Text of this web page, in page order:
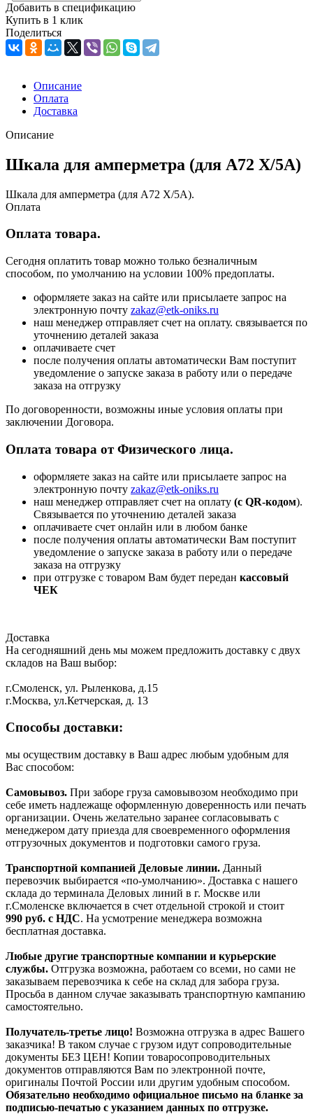
Добавить в спецификацию
Купить в 1 клик
Поделиться
Описание
Оплата
Доставка
Описание
Шкала для амперметра (для А72 Х/5А)
Шкала для амперметра (для А72 Х/5А).
Оплата
Оплата товара.
Сегодня оплатить товар можно только безналичным
способом, по умолчанию на условии 100% предоплаты.
оформляете заказ на сайте или присылаете запрос на
электронную почту zakaz@etk-oniks.ru
наш менеджер отправляет счет на оплату. связывается по
уточнению деталей заказа
оплачиваете счет
после получения оплаты автоматически Вам поступит
уведомление о запуске заказа в работу или о передаче
заказа на отгрузку
По договоренности, возможны иные условия оплаты при
заключении Договора.
Оплата товара от Физического лица.
оформляете заказ на сайте или присылаете запрос на
электронную почту zakaz@etk-oniks.ru
наш менеджер отправляет счет на оплату (с QR-кодом).
Связывается по уточнению деталей заказа
оплачиваете счет онлайн или в любом банке
после получения оплаты автоматически Вам поступит
уведомление о запуске заказа в работу или о передаче
заказа на отгрузку
при отгрузке с товаром Вам будет передан кассовый
ЧЕК
Доставка
На сегодняшний день мы можем предложить доставку с двух
складов на Ваш выбор:
г.Смоленск, ул. Рыленкова, д.15
г.Москва, ул.Кетчерская, д. 13
Способы доставки:
мы осуществим доставку в Ваш адрес любым удобным для
Вас способом:
Самовывоз. При заборе груза самовывозом необходимо при
себе иметь надлежаще оформленную доверенность или печать
организации. Очень желательно заранее согласовывать с
менеджером дату приезда для своевременного оформления
отгрузочных документов и подготовки самого груза.
Транспортной компанией Деловые линии. Данный
перевозчик выбирается «по-умолчанию». Доставка с нашего
склада до терминала Деловых линий в г. Москве или
г.Смоленске включается в счет отдельной строкой и стоит
990 руб. с НДС. На усмотрение менеджера возможна
бесплатная доставка.
Любые другие транспортные компании и курьерские
службы. Отгрузка возможна, работаем со всеми, но сами не
заказываем перевозчика к себе на склад для забора груза.
Просьба в данном случае заказывать транспортную кампанию
самостоятельно.
Получатель-третье лицо! Возможна отгрузка в адрес Вашего
заказчика! В таком случае с грузом идут сопроводительные
документы БЕЗ ЦЕН! Копии товаросопроводительных
документов отправляются Вам по электронной почте,
оригиналы Почтой России или другим удобным способом.
Обязательно необходимо официальное письмо на бланке за
подписью-печатью с указанием данных по отгрузке.